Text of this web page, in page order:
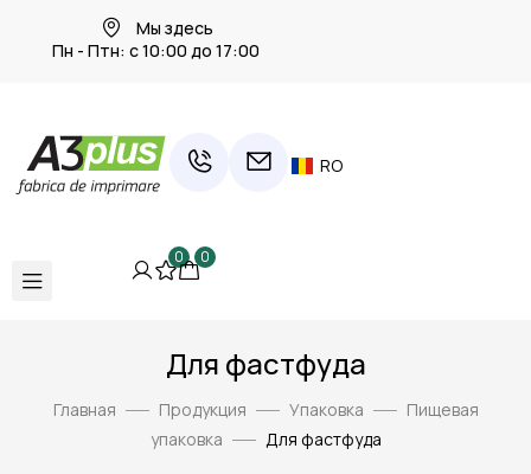
Мы здесь
Пн - Птн: с 10:00 до 17:00
RO
0 0
Для фастфуда
Главная Продукция Упаковка
Пищевая
упаковка
Для фастфуда